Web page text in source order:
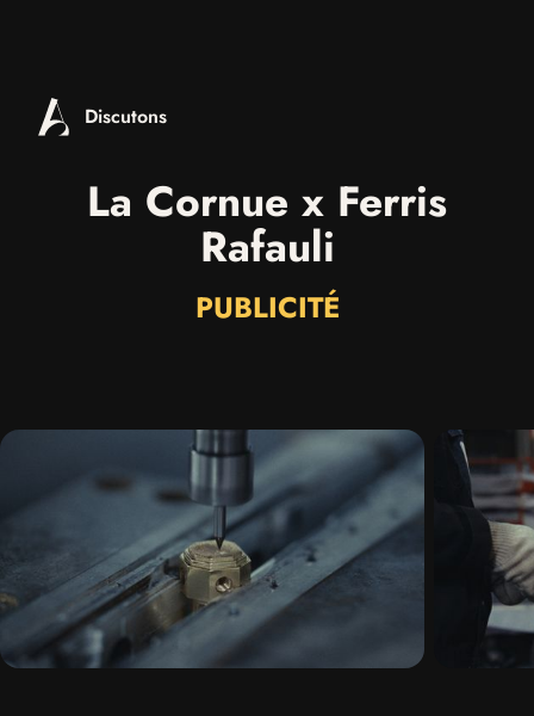
Discutons
La Cornue x Ferris
Rafauli
PUBLICITÉ